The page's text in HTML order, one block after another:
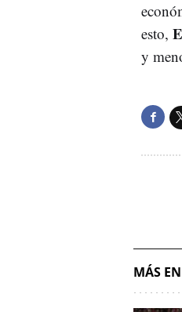
esto,
y
MÁS